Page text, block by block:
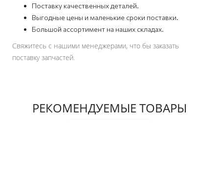
Поставку качественных деталей.
Выгодные цены и маленькие сроки поставки.
Большой ассортимент на наших складах.
Свяжитесь с нашими менеджерами, что бы заказать
поставку запчастей.
РЕКОМЕНДУЕМЫЕ ТОВАРЫ